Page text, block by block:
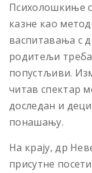
Психолошкиње
казне као
васпитавања с
родитељи
попустљиви.
читав спектар
доследан и
понашању.
На крају, др
присутне